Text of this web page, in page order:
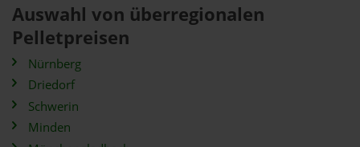
Auswahl von überregionalen
Pelletpreisen
Nürnberg
Driedorf
Schwerin
Minden